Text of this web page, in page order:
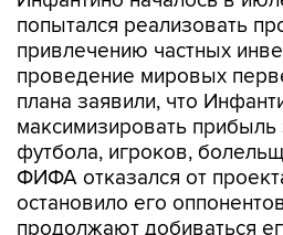
попытался реализовать
привлечению частных
проведение мировых
плана заявили, что
максимизировать
футбола, игроков,
ФИФА отказался от
остановило его
продолжают добиваться